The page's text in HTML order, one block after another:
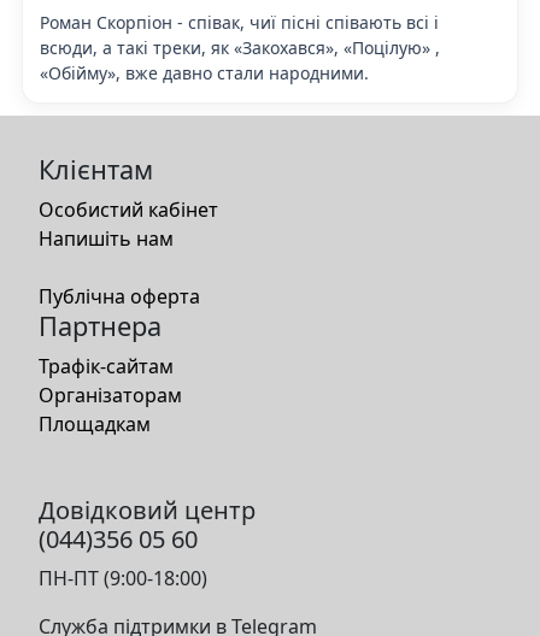
Роман Скорпіон - співак, чиї пісні співають всі і
всюди, а такі треки, як «Закохався», «Поцілую» ,
«Обійму», вже давно стали народними.
Клієнтам
Особистий кабінет
Напишіть нам
Публічна оферта
Партнера
Трафік-сайтам
Організаторам
Площадкам
Довідковий центр
(044)356 05 60
ПН-ПТ (9:00-18:00)
Служба підтримки в Telegram